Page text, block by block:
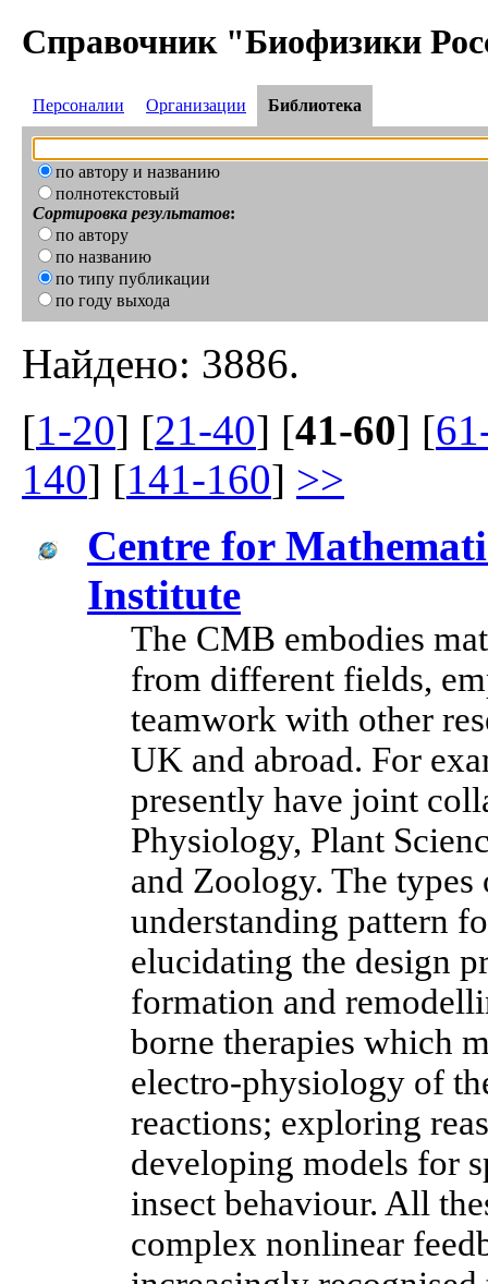
Справочник "Биофизики
Персоналии Организации Библиотека
по автору и названию
полнотекстовый
Сортировка результатов:
по автору
по названию
по типу публикации
по году выхода
Найдено: 3886.
[1-20] [21-40] [41-60] [
140] [141-160] >>
Centre for
Institute
The CMB embodies
from different fields,
teamwork with other
UK and abroad. For
presently have joint
Physiology, Plant
and Zoology. The
understanding pattern
elucidating the design
formation and
borne therapies which
electro-physiology of
reactions; exploring
developing models for
insect behaviour. All
complex nonlinear